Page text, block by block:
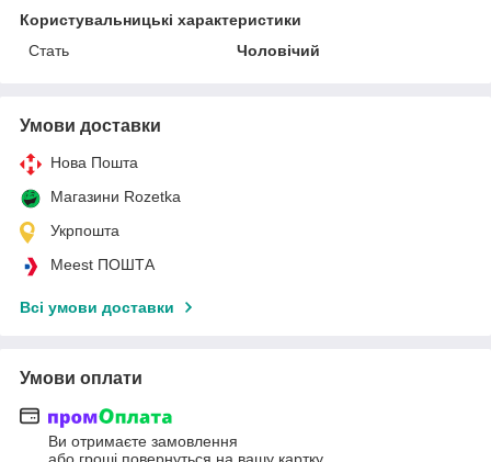
Користувальницькі характеристики
Стать
Чоловічий
Умови доставки
Нова Пошта
Магазини Rozetka
Укрпошта
Meest ПОШТА
Всі умови доставки
Умови оплати
Ви отримаєте замовлення